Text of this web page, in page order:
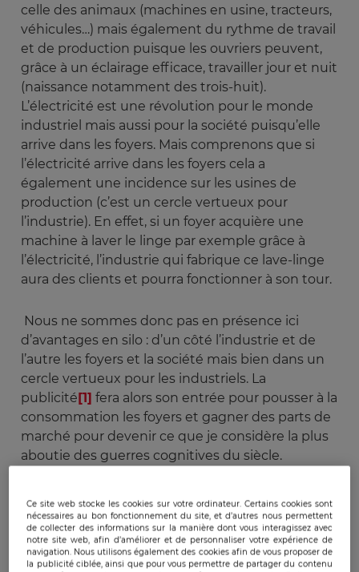
celle des animaux (machines en usine, tracteurs,
véhicules…) mais également du rythme de travail
et de production puisque les ouvriers peuvent,
grâce à un éclairage efficace, travailler jour et nuit
(naissance notamment des trois-huit).
L’électricité est une révolution pour le monde
industriel mais aussi pour la société puisqu’elle
arrive dans les foyers. Mais comprenons que si
l’électricité arrive dans les foyers cela a
également une incidence sur les usines de
production (c’est un cercle vertueux pour
l’industrie). En effet, si un foyer acquière une
machine à laver le linge par exemple grâce à
l’électricité, l’industrie qui fabrique ce lave-linge
aura des clients et pourra fonctionner à son tour.
Nous ne sommes donc pas en présence ici
d’avantages en silo : d’un côté l’industrie et de
l’autre les foyers et la société mais bien dans un
cercle vertueux pour les industriels. La
publicité[1] fera alors son entrée pour pousser à la
consommation les foyers et gagner des parts de
marché pour devenir ce que je considère la plus
aboutie des guerres cognitives du siècle.
Beaucoup de recherches et d’innovations
concernant l’électricité sont faites aux Etats-Unis
pour être le meilleur sur deux
facteurs déterminants dans ce que l’on vient de
Ce site web stocke les cookies sur votre ordinateur. Certains cookies sont
nécessaires au bon fonctionnement du site, et d’autres nous permettent
de collecter des informations sur la manière dont vous interagissez avec
notre site web, afin d’améliorer et de personnaliser votre expérience de
navigation. Nous utilisons également des cookies afin de vous proposer de
la publicité ciblée, ainsi que pour vous permettre de partager du contenu